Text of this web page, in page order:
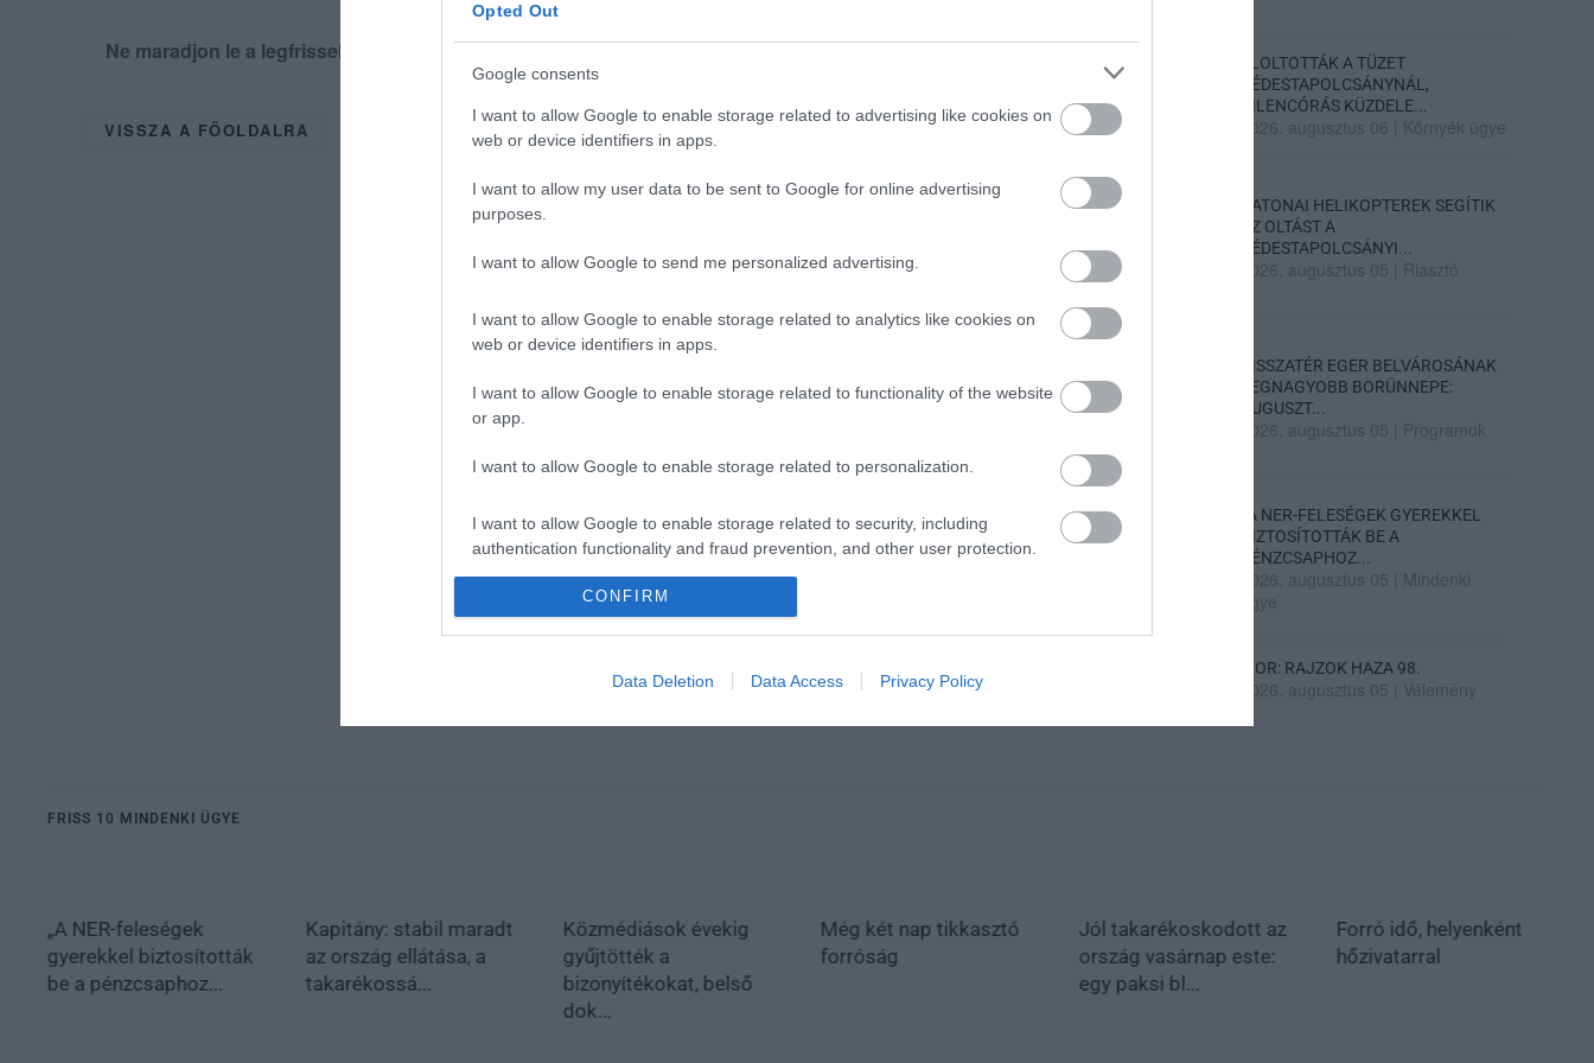
Opted Out
Google consents
I want to allow Google to enable storage related to advertising like cookies on
web or device identifiers in apps.
I want to allow my user data to be sent to Google for online advertising
purposes.
I want to allow Google to send me personalized advertising.
I want to allow Google to enable storage related to analytics like cookies on
web or device identifiers in apps.
I want to allow Google to enable storage related to functionality of the website
or app.
I want to allow Google to enable storage related to personalization.
I want to allow Google to enable storage related to security, including
authentication functionality and fraud prevention, and other user protection.
CONFIRM
Data Deletion Data Access Privacy Policy
Ne maradjon le a legfrissebb hírekről, kövessen bennünket az EGRI ÜGYEK Google Hírek oldalán!
VISSZA A FŐOLDALRA
ELOLTOTTÁK A TÜZET
DÉDESTAPOLCSÁNYNÁL,
KILENCÓRÁS KÜZDELE...
2026. augusztus 06 Környék ügye
KATONAI HELIKOPTEREK SEGÍTIK
AZ OLTÁST A
DÉDESTAPOLCSÁNYI...
2026. augusztus 05 Riasztó
VISSZATÉR EGER BELVÁROSÁNAK
LEGNAGYOBB BORÜNNEPE:
AUGUSZT...
2026. augusztus 05 Programok
„A NER-FELESÉGEK GYEREKKEL
BIZTOSÍTOTTÁK BE A
PÉNZCSAPHOZ...
2026. augusztus 05
Mindenki
ügye
SIOR: RAJZOK HAZA 98.
2026. augusztus 05 Vélemény
FRISS 10 MINDENKI ÜGYE
„A NER-feleségek
gyerekkel biztosították
be a pénzcsaphoz...
Kapitány: stabil maradt
az ország ellátása, a
takarékossá...
Közmédiások évekig
gyűjtötték a
bizonyítékokat, belső
dok...
Még két nap tikkasztó
forróság
Jól takarékoskodott az
ország vasárnap este:
egy paksi bl...
Forró idő, helyenként
hőzivatarral